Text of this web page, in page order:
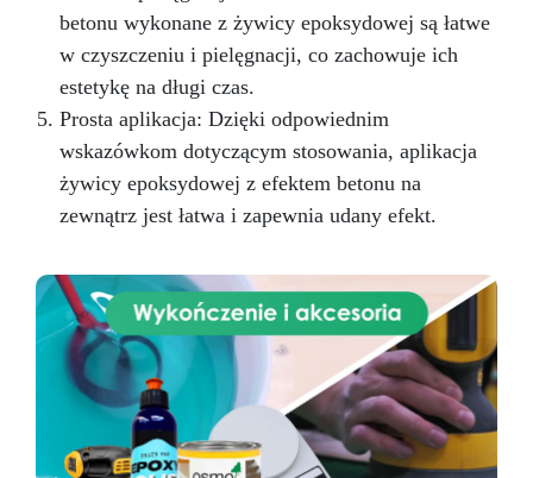
betonu wykonane z żywicy epoksydowej są łatwe
w czyszczeniu i pielęgnacji, co zachowuje ich
estetykę na długi czas.
Prosta aplikacja: Dzięki odpowiednim
wskazówkom dotyczącym stosowania, aplikacja
żywicy epoksydowej z efektem betonu na
zewnątrz jest łatwa i zapewnia udany efekt.